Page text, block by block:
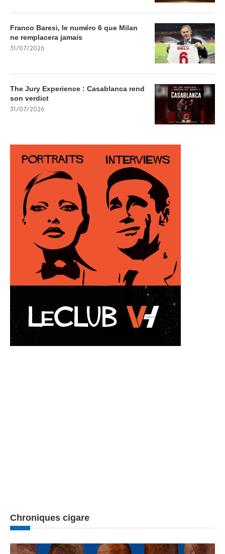
Franco Baresi, le numéro 6 que Milan
ne remplacera jamais
31/07/2026
The Jury Experience : Casablanca rend
son verdict
31/07/2026
Chroniques cigare